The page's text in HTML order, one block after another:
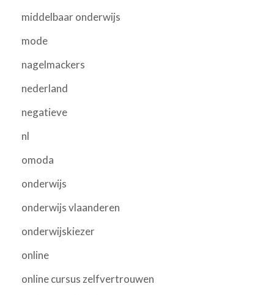
middelbaar onderwijs
mode
nagelmackers
nederland
negatieve
nl
omoda
onderwijs
onderwijs vlaanderen
onderwijskiezer
online
online cursus zelfvertrouwen